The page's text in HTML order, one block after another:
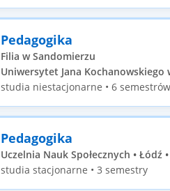
Pedagogika
Filia w Sandomierzu
Uniwersytet Jana Kochanowskiego
studia niestacjonarne • 6 semestrów
Pedagogika
Uczelnia Nauk Społecznych • Łódź
studia stacjonarne • 3 semestry